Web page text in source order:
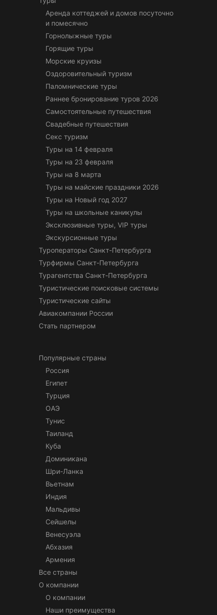
Аренда коттеджей и домов посуточно
и помесячно
Горнолыжные туры
Горящие туры
Морские круизы
Оздоровительный туризм
Паломнические туры
Раннее бронирование туров 2026
Самостоятельные путешествия
Свадебные путешествия
Секс туризм
Туры на 14 февраля
Туры на 23 февраля
Туры на 8 марта
Туры на майские праздники 2026
Туры на Новый год 2027
Туры на школьные каникулы
Эксклюзивные туры, VIP туры
Экскурсионные туры
Туроператоры Санкт-Петербурга
Турфирмы Санкт-Петербурга
Турагентства Санкт-Петербурга
Туристические поисковые системы
Туристические сайты
Авиакомпании России
Стать партнером
Популярные страны
Россия
Египет
Турция
ОАЭ
Тунис
Таиланд
Куба
Доминикана
Шри-Ланка
Вьетнам
Индия
Мальдивы
Сейшелы
Венесуэла
Абхазия
Армения
Все страны
О компании
О компании
Наши преимущества